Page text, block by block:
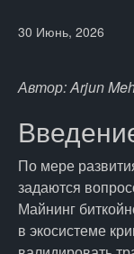
30 Июнь, 2026
Автор: Arjun
По мере
задаются
Майнинг
в экосистеме